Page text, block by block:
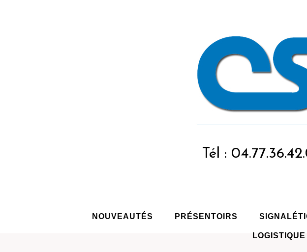
Tél :
NOUVEAUTÉS PRÉSENTOIRS
LOGISTIQUE